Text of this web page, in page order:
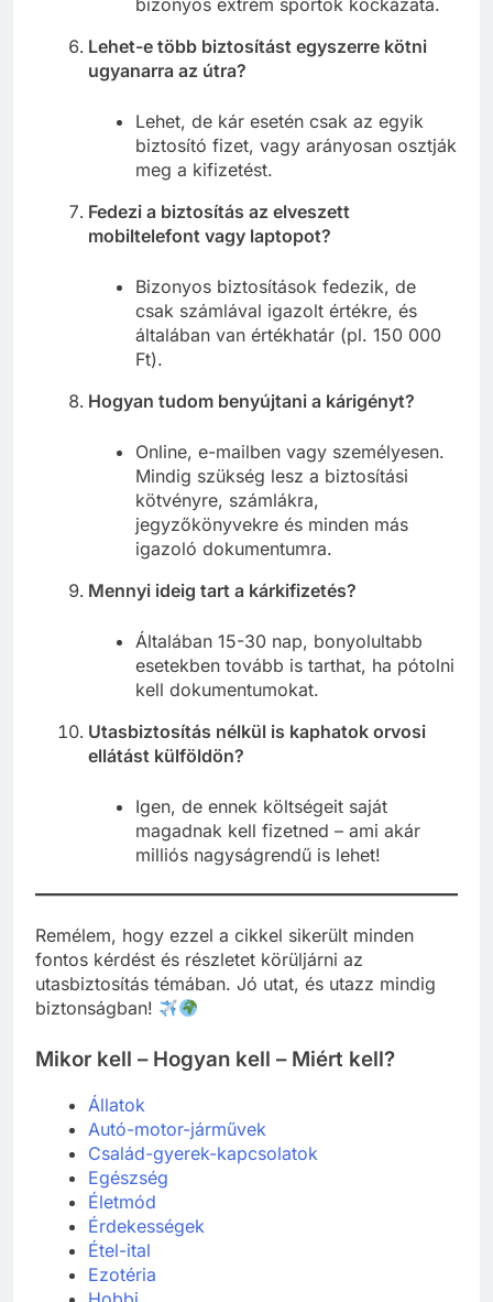
Lehet-e több biztosítást egyszerre kötni
ugyanarra az útra?
Lehet, de kár esetén csak az egyik
biztosító fizet, vagy arányosan osztják
meg a kifizetést.
Fedezi a biztosítás az elveszett
mobiltelefont vagy laptopot?
Bizonyos biztosítások fedezik, de
csak számlával igazolt értékre, és
általában van értékhatár (pl. 150 000
Ft).
Hogyan tudom benyújtani a kárigényt?
Online, e-mailben vagy személyesen.
Mindig szükség lesz a biztosítási
kötvényre, számlákra,
jegyzőkönyvekre és minden más
igazoló dokumentumra.
Mennyi ideig tart a kárkifizetés?
Általában 15-30 nap, bonyolultabb
esetekben tovább is tarthat, ha pótolni
kell dokumentumokat.
Utasbiztosítás nélkül is kaphatok orvosi
ellátást külföldön?
Igen, de ennek költségeit saját
magadnak kell fizetned – ami akár
milliós nagyságrendű is lehet!
Remélem, hogy ezzel a cikkel sikerült minden
fontos kérdést és részletet körüljárni az
utasbiztosítás témában. Jó utat, és utazz mindig
biztonságban!
Mikor kell – Hogyan kell – Miért kell?
Állatok
Autó-motor-járművek
Család-gyerek-kapcsolatok
Egészség
Életmód
Érdekességek
Étel-ital
Ezotéria